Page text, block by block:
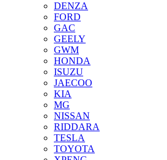
DENZA
FORD
GAC
GEELY
GWM
HONDA
ISUZU
JAECOO
KIA
MG
NISSAN
RIDDARA
TESLA
TOYOTA